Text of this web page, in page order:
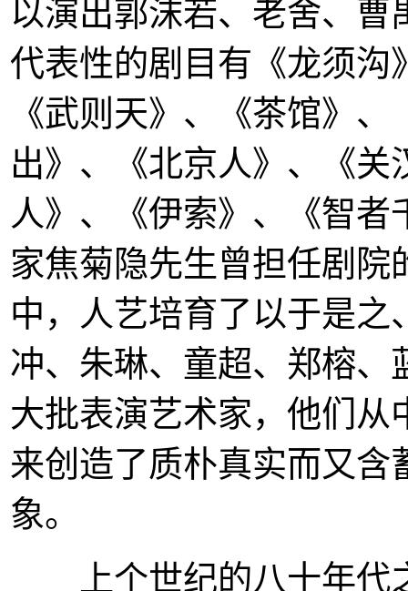
以演出郭沫若、老舍、
代表性的剧目有《龙须沟
《武则天》、《茶馆》
出》、《北京人》、《
人》、《伊索》、《智
家焦菊隐先生曾担任剧院
中，人艺培育了以于是
冲、朱琳、童超、郑榕、
大批表演艺术家，他们从
来创造了质朴真实而又含
象。
上个世纪的八十年代